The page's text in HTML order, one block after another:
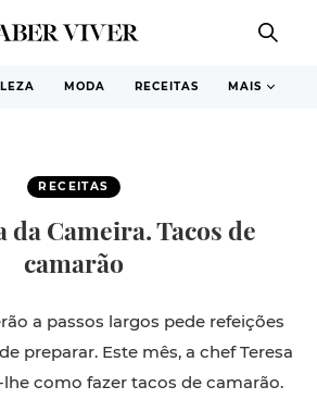
MODA RECEITAS MAIS
RECEITAS
da Cameira. Tacos de
camarão
a passos largos pede refeições
preparar. Este mês, a chef Teresa
como fazer tacos de camarão.